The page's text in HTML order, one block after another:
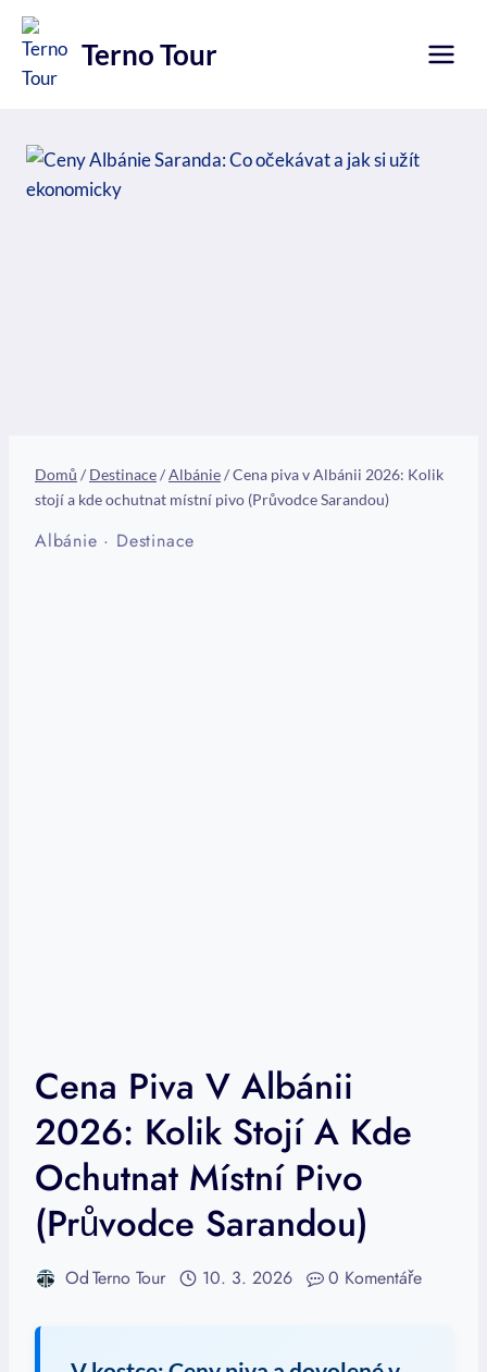
Přeskočit
obsah
Terno Tour
Domů / Destinace/Albánie/Cena piva v Albánii 2026: Kolik
stojí a kde ochutnat místní pivo (Průvodce Sarandou)
Albánie · Destinace
Cena Piva V Albánii
2026: Kolik Stojí A Kde
Ochutnat Místní Pivo
(Průvodce Sarandou)
OdTerno Tour 10. 3. 2026 0 Komentáře